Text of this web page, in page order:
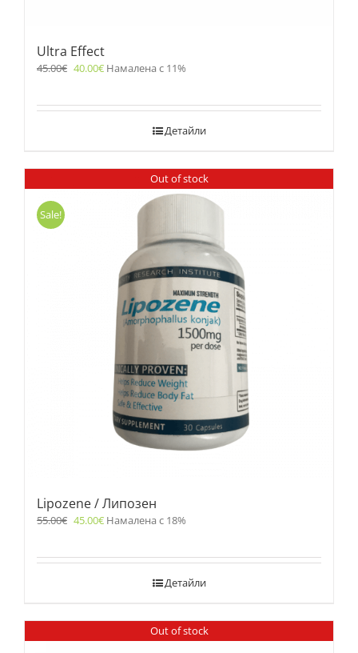
Ultra Effect
45.00€ 40.00€ Намалена с 11%
Детайли
Out of stock
Sale!
Lipozene / Липозен
55.00€ 45.00€ Намалена с 18%
Детайли
Out of stock